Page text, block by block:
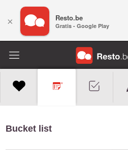
Bucket list
× Resto.be
Gratis - Google Play